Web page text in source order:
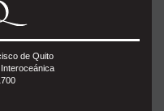
de Quito